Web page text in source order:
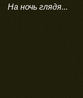
На ночь глядя...